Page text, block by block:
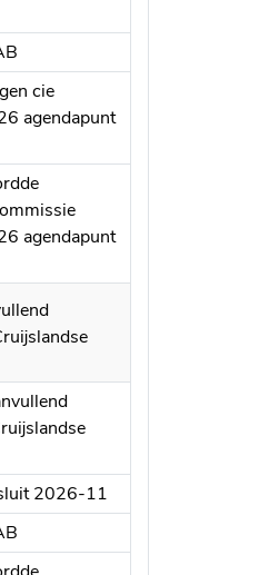
cie
agendapunt
agendapunt
2026-11